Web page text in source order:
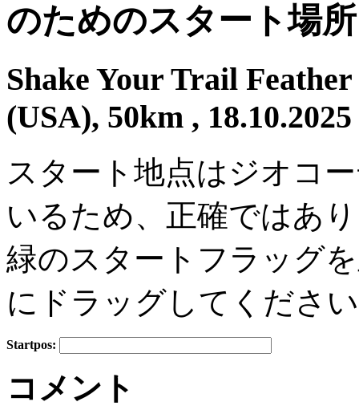
のためのスタート場所
Shake Your Trail
(USA), 50km , 18.10.2025
スタート地点はジオコ
いるため、正確ではあ
緑のスタートフラッグ
にドラッグしてくださ
−
Startpos:
コメント